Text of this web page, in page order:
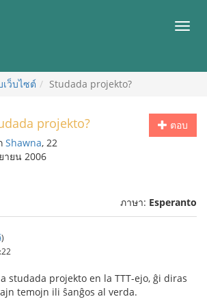
เมนู
เว็บไซต์ Studada projekto?
ตอบ
projekto?
Shawna, 22
ายน 2006
ภาษา: Esperanto
)
studada projekto en la TTT-ejo, ĝi diras
temojn ili ŝanĝos al verda.